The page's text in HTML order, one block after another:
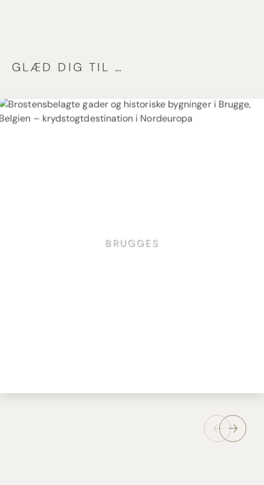
GLÆD DIG TIL …
BRUGGES